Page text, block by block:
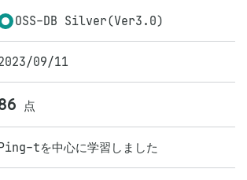
OSS-DB Silver(Ver3.0)
09/11
点
tを中心に学習しました